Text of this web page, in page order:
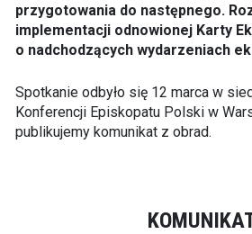
przygotowania do następnego.
implementacji odnowionej Karty
o nadchodzących wydarzeniach
Spotkanie odbyło się 12 marca w
Konferencji Episkopatu Polski w
publikujemy komunikat z obrad.